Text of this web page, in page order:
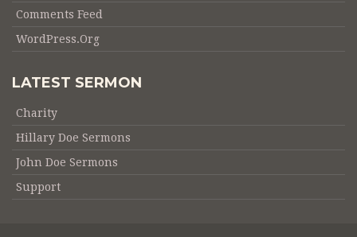
Comments Feed
WordPress.org
LATEST SERMON
Charity
Hillary Doe Sermons
John Doe Sermons
Support